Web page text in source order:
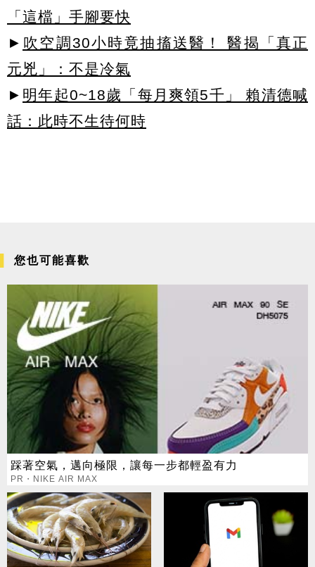
「這檔」手腳要快
► 吹空調30小時竟抽搐送醫！ 醫揭「真正
元兇」：不是冷氣
► 明年起0~18歲「每月爽領5千」 賴清德喊
話：此時不生待何時
您也可能喜歡
踩著空氣，邁向極限，讓每一步都輕盈有力
PR・NIKE AIR MAX